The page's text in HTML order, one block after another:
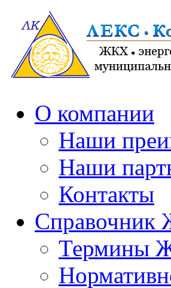
О компании
Наши
Наши
Контакты
Термины